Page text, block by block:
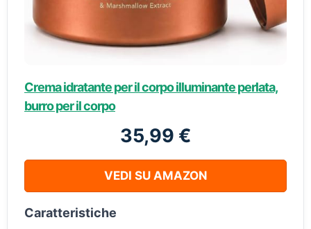
Crema idratante per il corpo illuminante perlata,
burro per il corpo
35,99 €
VEDI SU AMAZON
Caratteristiche